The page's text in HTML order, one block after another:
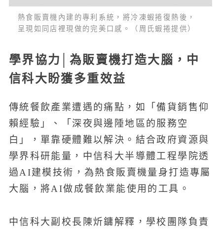
熱食販賣機內建的專利系統，將冷凍蝦捲復熱後，
呈現如同店裡現做的完美口感。（周氏蝦捲提供）
學界協力│為販賣機打造大腦，中
信科大盼獲多重效益
傳統餐飲產業遭遇的痛點，如「備貨銷售仰
賴經驗」、「深夜與邊陲地區的服務空
白」，單靠硬體難以解決。結合政府資源與
學界科研能量，中信科大半導體工程學院透
過AI建模技術，為熱食販賣機量身打造專屬
大腦，將AI做成餐飲業能使用的工具。
中信科大副校長陳炘鏞解釋，學校團隊負責